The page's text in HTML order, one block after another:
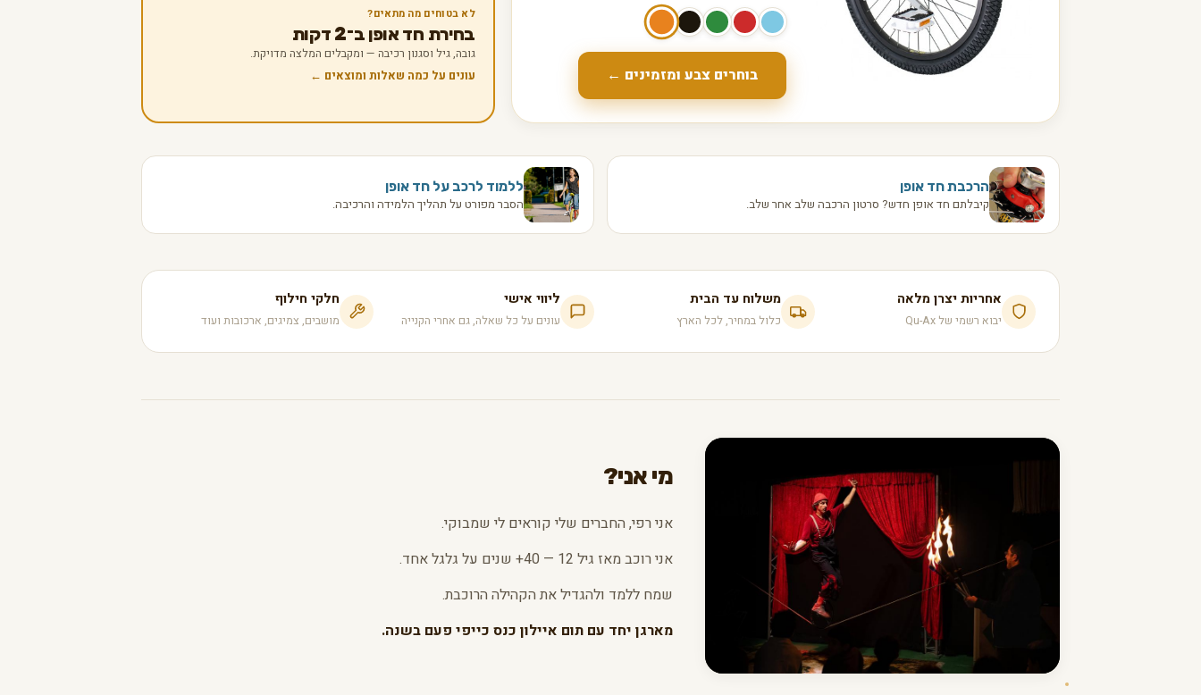
בוחרים צבע ומזמינים ←
לא בטוחים מה מתאים?
בחירת חד אופן ב־2 דקות
גובה, גיל וסגנון רכיבה — ומקבלים המלצה מדויקת.
עונים על כמה שאלות ומוצאים ←
הרכבת חד אופן
קיבלתם חד אופן חדש? סרטון הרכבה שלב אחר שלב.
ללמוד לרכב על חד אופן
הסבר מפורט על תהליך הלמידה והרכיבה.
אחריות יצרן מלאה
יבוא רשמי של Qu-Ax
משלוח עד הבית
כלול במחיר, לכל הארץ
ליווי אישי
עונים על כל שאלה, גם אחרי הקנייה
חלקי חילוף
מושבים, צמיגים, ארכובות ועוד
מי אני?
אני רפי, החברים שלי קוראים לי שמבוקי.
אני רוכב מאז גיל 12 — 40+ שנים על גלגל אחד.
שמח ללמד ולהגדיל את הקהילה הרוכבת.
מארגן יחד עם תום איילון כנס כייפי פעם בשנה.